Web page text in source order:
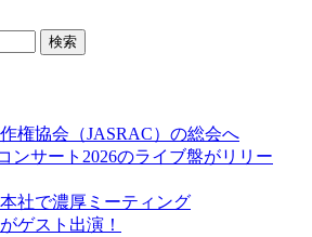
検索
権協会（JASRAC）の総会へ
ンサート2026のライブ盤がリリー
社で濃厚ミーティング
ゲスト出演！